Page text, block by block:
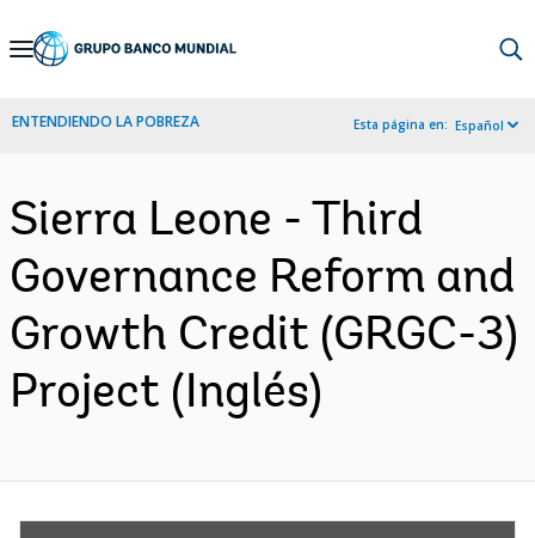
Skip
Navigation
ENTENDIENDO LA POBREZA Esta página en: Español
Sierra Leone - Third
Governance Reform and
Growth Credit (GRGC-3)
Project (Inglés)